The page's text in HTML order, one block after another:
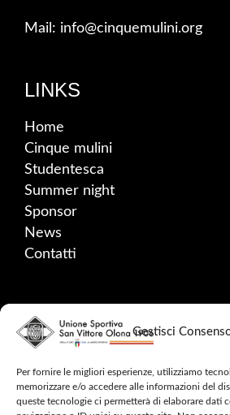
Gestisci
Per fornire le migliori esperienze, utilizziamo
memorizzare e/o accedere alle informazioni del
queste tecnologie ci permetterà di elaborare dati
Mail: info@cinquemulini.org
LINKS
Home
Cinque mulini
Studentesca
Summer night
Sponsor
News
Contatti
SOCIAL
Instagram
YouTube